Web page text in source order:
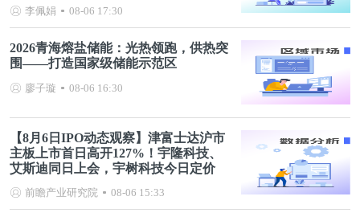
李佩娟 08-06 17:30
2026青海熔盐储能：光热领跑，供热突
围——打造国家级储能示范区
廖子璇 08-06 16:30
【8月6日IPO动态观察】津富士达沪市
主板上市首日高开127%！宇隆科技、
艾斯迪同日上会，宇树科技今日定价
前瞻产业研究院 08-06 15:33